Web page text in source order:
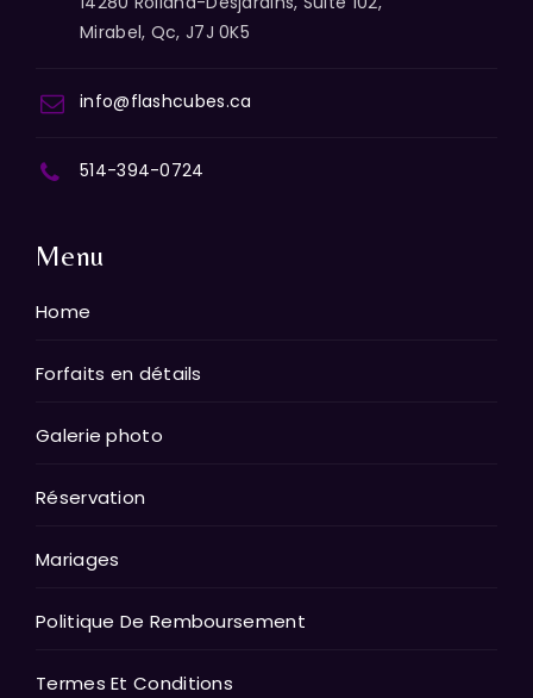
Mirabel, Qc, J7J 0K5
info@flashcubes.ca
514-394-0724
Menu
Home
Forfaits en détails
Galerie photo
Réservation
Mariages
Politique De Remboursement
Termes Et Conditions